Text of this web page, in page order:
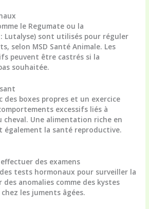
le Regumate ou la
Lutalyse) sont utilisés pour réguler
selon MSD Santé Animale. Les
peuvent être castrés si la
souhaitée.
des boxes propres et un exercice
excessifs liés à
cheval. Une alimentation riche en
la santé reproductive.
des examens
tests hormonaux pour surveiller la
anomalies comme des kystes
les juments âgées.